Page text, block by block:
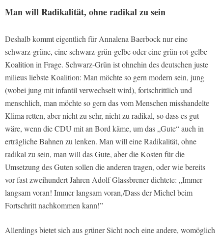
Man will Radikalität, ohne radikal zu sein
Deshalb kommt eigentlich für Annalena Baerbock nur eine
schwarz-grüne, eine schwarz-grün-gelbe oder eine grün-rot-gelbe
Koalition in Frage. Schwarz-Grün ist ohnehin des deutschen juste
milieus liebste Koalition: Man möchte so gern modern sein, jung
(wobei jung mit infantil verwechselt wird), fortschrittlich und
menschlich, man möchte so gern das vom Menschen misshandelte
Klima retten, aber nicht zu sehr, nicht zu radikal, so dass es gut
wäre, wenn die CDU mit an Bord käme, um das „Gute“ auch in
erträgliche Bahnen zu lenken. Man will eine Radikalität, ohne
radikal zu sein, man will das Gute, aber die Kosten für die
Umsetzung des Guten sollen die anderen tragen, oder wie bereits
vor fast zweihundert Jahren Adolf Glassbrener dichtete: „Immer
langsam voran! Immer langsam voran,/Dass der Michel beim
Fortschritt nachkommen kann!”
Allerdings bietet sich aus grüner Sicht noch eine andere, womöglich